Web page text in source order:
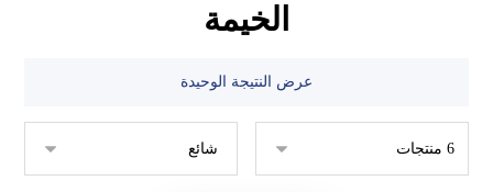
الخيمة
عرض النتيجة الوحيدة